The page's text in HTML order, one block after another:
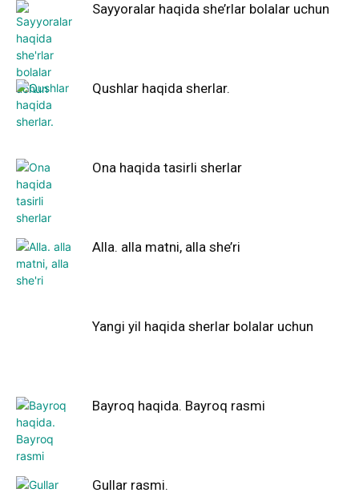
Sayyoralar haqida she’rlar bolalar uchun
Qushlar haqida sherlar.
Ona haqida tasirli sherlar
Alla. alla matni, alla she’ri
Yangi yil haqida sherlar bolalar uchun
Bayroq haqida. Bayroq rasmi
Gullar rasmi.